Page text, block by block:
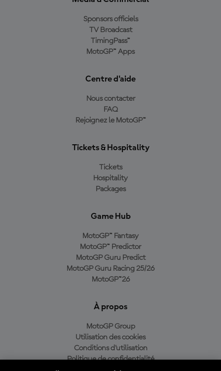
Sponsors officiels
TV Broadcast
TimingPass™
MotoGP™ Apps
Centre d'aide
Nous contacter
FAQ
Rejoignez le MotoGP™
Tickets & Hospitality
Tickets
Hospitality
Packages
Game Hub
MotoGP™ Fantasy
MotoGP™ Predictor
MotoGP Guru Predict
MotoGP Guru Racing 25/26
MotoGP™26
À propos
MotoGP Group
Utilisation des cookies
Conditions d'utilisation
Politique de confidentialité